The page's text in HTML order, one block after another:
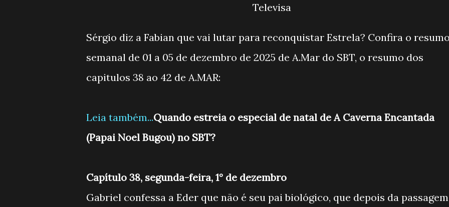
Televisa
Sérgio diz a Fabian que vai lutar para reconquistar Estrela? Confira o
semanal de 01 a 05 de dezembro de 2025 de A.Mar do SBT, o resumo dos
capitulos 38 ao 42 de A.MAR:
Leia também...Quando estreia o especial de natal de A Caverna Encantada
(Papai Noel Bugou) no SBT?
Capítulo 38, segunda-feira, 1° de dezembro
Gabriel confessa a Eder que não é seu pai biológico, que depois da passagem